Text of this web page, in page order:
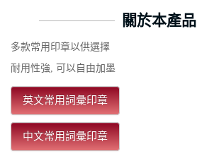
關於本產品
多款常用印章以供選擇
耐用性強, 可以自由加墨
英文常用詞彙印章
中文常用詞彙印章